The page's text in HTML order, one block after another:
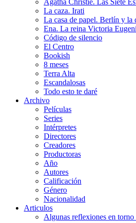
Agatha Christie. Las Siete
La caza. Irati
La casa de papel. Berlín y la
Ena. La reina Victoria
Código de silencio
El Centro
Bookish
8 meses
Terra Alta
Escandalosas
Todo esto te daré
Archivo
Películas
Series
Intérpretes
Directores
Creadores
Productoras
Año
Autores
Calificación
Género
Nacionalidad
Articulos
Algunas reflexiones en